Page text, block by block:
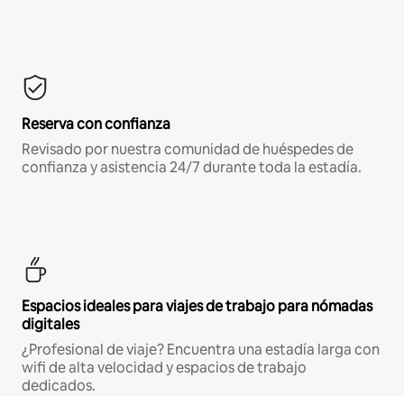
Reserva con confianza
Revisado por nuestra comunidad de huéspedes de
confianza y asistencia 24/7 durante toda la estadía.
Espacios ideales para viajes de trabajo para nómadas
digitales
¿Profesional de viaje? Encuentra una estadía larga con
wifi de alta velocidad y espacios de trabajo
dedicados.